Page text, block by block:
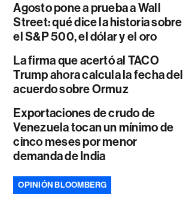
Agosto pone a prueba a Wall
Street: qué dice la historia sobre
el S&P 500, el dólar y el oro
La firma que acertó al TACO
Trump ahora calcula la fecha del
acuerdo sobre Ormuz
Exportaciones de crudo de
Venezuela tocan un mínimo de
cinco meses por menor
demanda de India
OPINIÓN BLOOMBERG